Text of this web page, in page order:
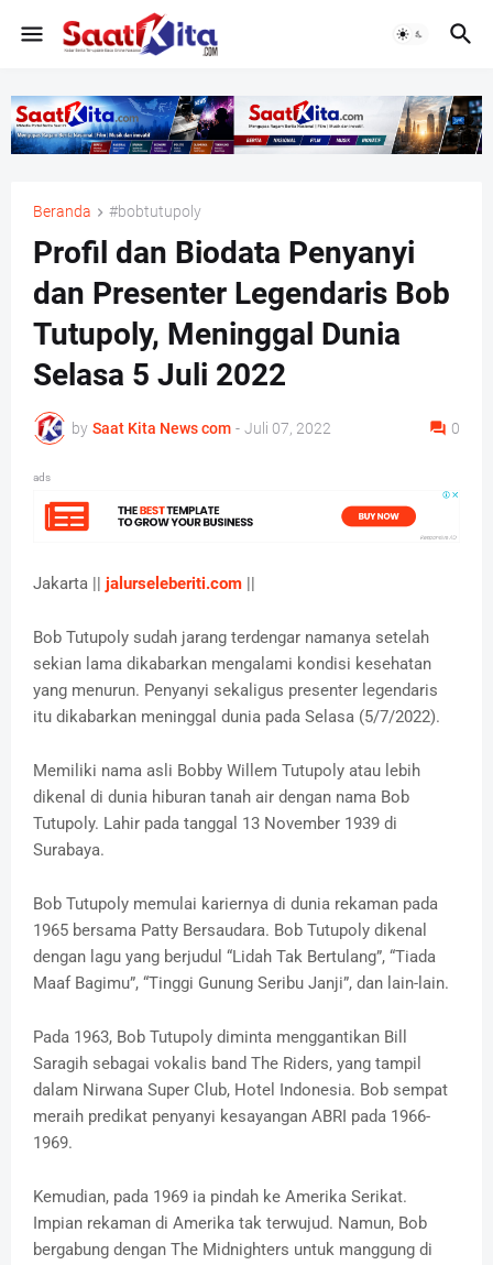
Beranda #bobtutupoly
Profil dan Biodata Penyanyi
dan Presenter Legendaris Bob
Tutupoly, Meninggal Dunia
Selasa 5 Juli 2022
by Saat Kita News com - Juli 07, 2022 0
ads
Jakarta || jalurseleberiti.com ||
Bob Tutupoly sudah jarang terdengar namanya setelah
sekian lama dikabarkan mengalami kondisi kesehatan
yang menurun. Penyanyi sekaligus presenter legendaris
itu dikabarkan meninggal dunia pada Selasa (5/7/2022).
Memiliki nama asli Bobby Willem Tutupoly atau lebih
dikenal di dunia hiburan tanah air dengan nama Bob
Tutupoly. Lahir pada tanggal 13 November 1939 di
Surabaya.
Bob Tutupoly memulai kariernya di dunia rekaman pada
1965 bersama Patty Bersaudara. Bob Tutupoly dikenal
dengan lagu yang berjudul “Lidah Tak Bertulang”, “Tiada
Maaf Bagimu”, “Tinggi Gunung Seribu Janji”, dan lain-lain.
Pada 1963, Bob Tutupoly diminta menggantikan Bill
Saragih sebagai vokalis band The Riders, yang tampil
dalam Nirwana Super Club, Hotel Indonesia. Bob sempat
meraih predikat penyanyi kesayangan ABRI pada 1966-
1969.
Kemudian, pada 1969 ia pindah ke Amerika Serikat.
Impian rekaman di Amerika tak terwujud. Namun, Bob
bergabung dengan The Midnighters untuk manggung di